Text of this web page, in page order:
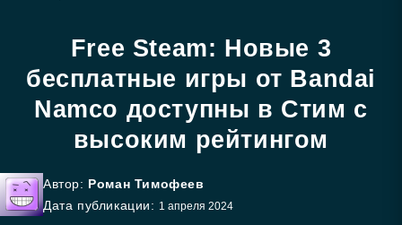
Free Steam: Новые 3
бесплатные игры от Bandai
Namco доступны в Стим с
высоким рейтингом
Автор: Роман Тимофеев
Дата публикации: 1 апреля 2024